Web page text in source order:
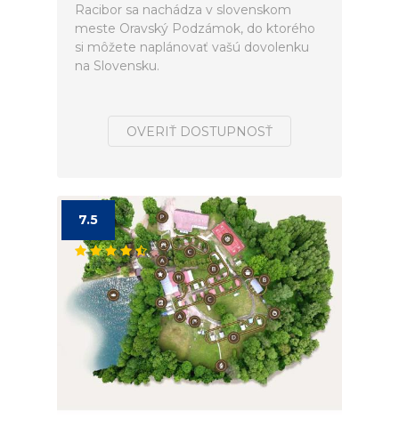
Racibor sa nachádza v slovenskom
meste Oravský Podzámok, do ktorého
si môžete naplánovať vašú dovolenku
na Slovensku.
OVERIŤ DOSTUPNOSŤ
7.5